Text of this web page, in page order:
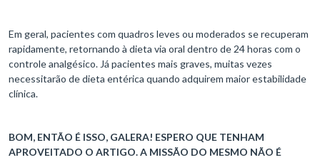
Em geral, pacientes com quadros leves ou moderados se recuperam
rapidamente, retornando à dieta via oral dentro de 24 horas com o
controle analgésico. Já pacientes mais graves, muitas vezes
necessitarão de dieta entérica quando adquirem maior estabilidade
clínica.
BOM, ENTÃO É ISSO, GALERA! ESPERO QUE TENHAM
APROVEITADO O ARTIGO. A MISSÃO DO MESMO NÃO É